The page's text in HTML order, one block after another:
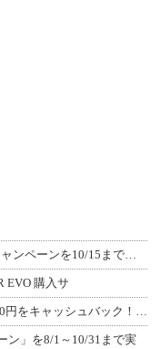
EVO 購入サ
ン」を8/1～10/31まで実